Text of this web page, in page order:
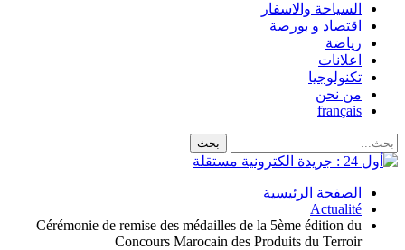
السياحة والاسفار
اقتصاد و بورصة
رياضة
اعلانات
تكنولوجيا
من نحن
français
الصفحة الرئيسية
Actualité
Cérémonie de remise des médailles de la 5ème édition du
Concours Marocain des Produits du Terroir